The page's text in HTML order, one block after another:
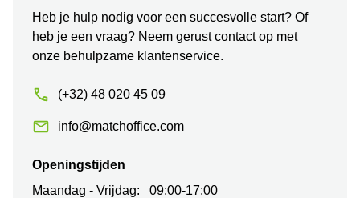
Heb je hulp nodig voor een succesvolle start? Of
heb je een vraag? Neem gerust contact op met
onze behulpzame klantenservice.
(+32) 48 020 45 09
info@matchoffice.com
Openingstijden
Maandag - Vrijdag:
09:00-17:00